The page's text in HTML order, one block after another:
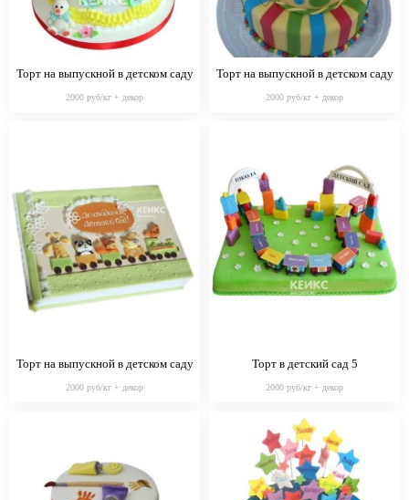
Торт на выпускной в детском саду
2000 руб/кг + декор
Торт на выпускной в детском саду
2000 руб/кг + декор
Торт на выпускной в детском саду
2000 руб/кг + декор
Торт в детский сад 5
2000 руб/кг + декор